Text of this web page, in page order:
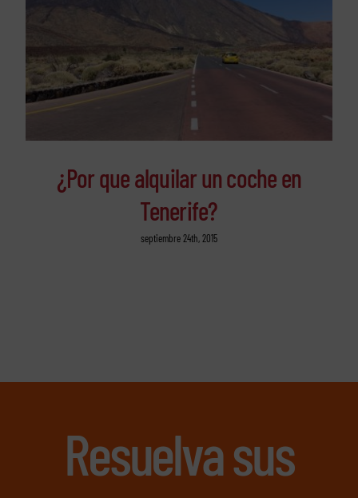
¿Por que alquilar un coche en
Tenerife?
septiembre 24th, 2015
Resuelva sus